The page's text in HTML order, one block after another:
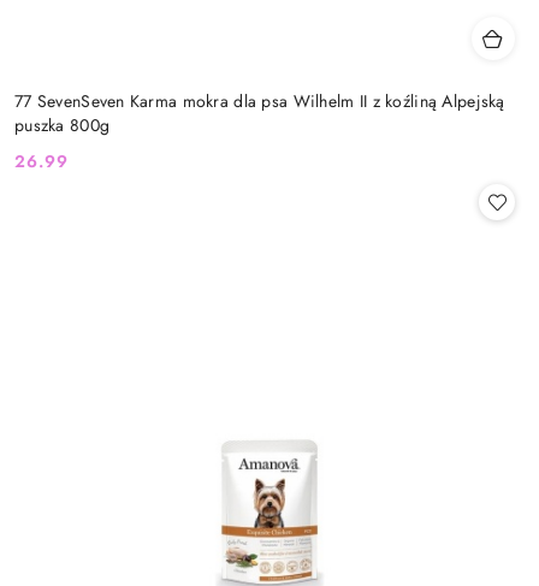
77 SevenSeven Karma mokra dla psa Wilhelm II z koźliną Alpejską
puszka 800g
Cena:
26.99